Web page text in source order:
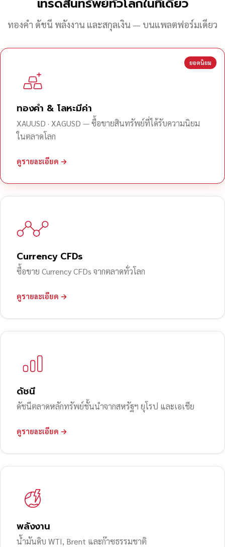
ทองคำ ดัชนี พลังงาน และสกุลเงิน — บนแพลตฟอร์มเดียว
ยอดนิยม
ทองคำ & โลหะมีค่า
XAUUSD · XAGUSD — ซื้อขายสินทรัพย์ที่ได้รับความนิยม
ในตลาดโลก
ดูรายละเอียด →
Currency CFDs
ซื้อขาย Currency CFDs จากตลาดทั่วโลก
ดูรายละเอียด →
ดัชนี
ดัชนีตลาดหลักทรัพย์ชั้นนำจากสหรัฐฯ ยุโรป และเอเชีย
ดูรายละเอียด →
พลังงาน
น้ำมันดิบ WTI, Brent และก๊าซธรรมชาติ